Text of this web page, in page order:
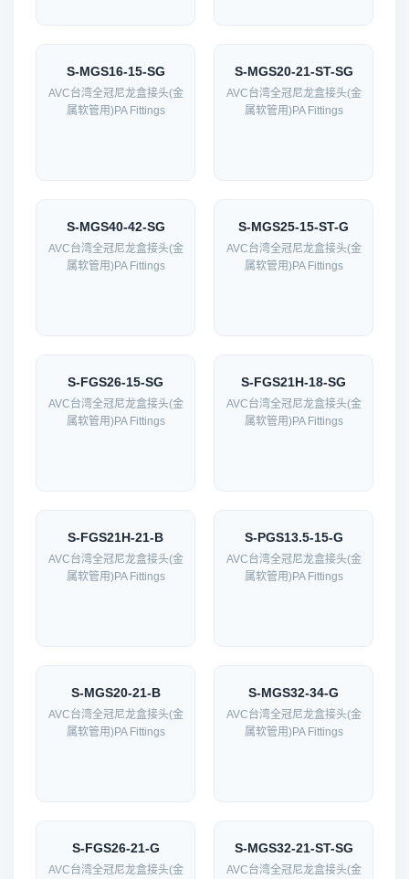
S-MGS16-15-SG
AVC台湾全冠尼龙盒接头(金
属软管用)PA Fittings
S-MGS20-21-ST-SG
AVC台湾全冠尼龙盒接头(金
属软管用)PA Fittings
S-MGS40-42-SG
AVC台湾全冠尼龙盒接头(金
属软管用)PA Fittings
S-MGS25-15-ST-G
AVC台湾全冠尼龙盒接头(金
属软管用)PA Fittings
S-FGS26-15-SG
AVC台湾全冠尼龙盒接头(金
属软管用)PA Fittings
S-FGS21H-18-SG
AVC台湾全冠尼龙盒接头(金
属软管用)PA Fittings
S-FGS21H-21-B
AVC台湾全冠尼龙盒接头(金
属软管用)PA Fittings
S-PGS13.5-15-G
AVC台湾全冠尼龙盒接头(金
属软管用)PA Fittings
S-MGS20-21-B
AVC台湾全冠尼龙盒接头(金
属软管用)PA Fittings
S-MGS32-34-G
AVC台湾全冠尼龙盒接头(金
属软管用)PA Fittings
S-FGS26-21-G
AVC台湾全冠尼龙盒接头(金
S-MGS32-21-ST-SG
AVC台湾全冠尼龙盒接头(金